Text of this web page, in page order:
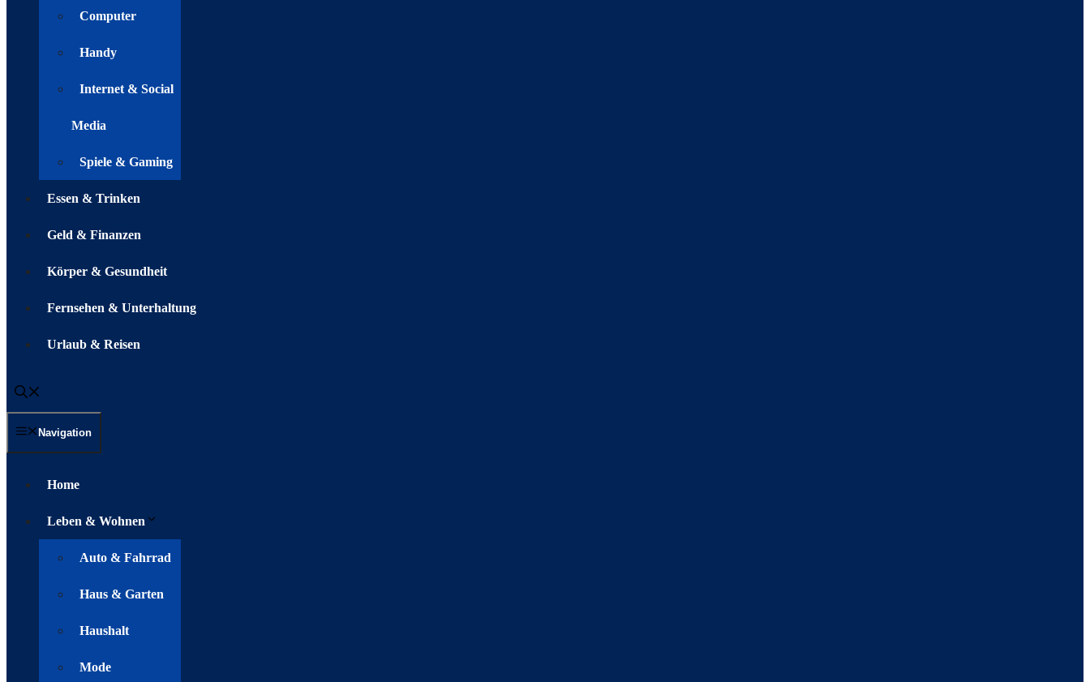
Computer
Handy
Internet & Social
Media
Spiele & Gaming
Essen & Trinken
Geld & Finanzen
Körper & Gesundheit
Fernsehen & Unterhaltung
Urlaub & Reisen
Navigation
Home
Leben & Wohnen
Auto & Fahrrad
Haus & Garten
Haushalt
Mode